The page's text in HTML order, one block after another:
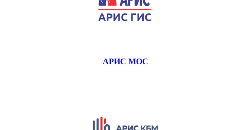
АРИС МОС